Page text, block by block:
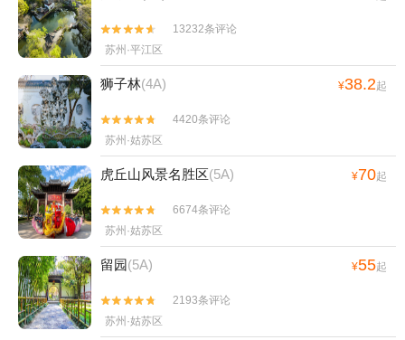


13232条评论
苏州·平江区
狮子林(4A) ¥38.2起


4420条评论
苏州·姑苏区
虎丘山风景名胜区(5A) ¥70起


6674条评论
苏州·姑苏区
留园(5A) ¥55起


2193条评论
苏州·姑苏区